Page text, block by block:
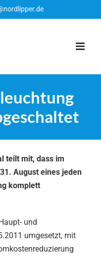
teilt mit, dass im
August eines jeden
komplett
und
umgesetzt, mit